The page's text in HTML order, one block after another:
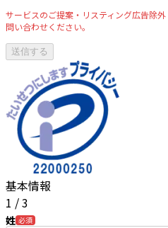
サービスのご提案・リスティング広告除
問い合わせください。
基本情報
1 /3
姓 必須